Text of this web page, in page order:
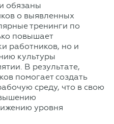
обязаны
о выявленных
тренинги по
повышает
работников, но и
культуры
В результате,
помогает создать
среду, что в свою
уровня